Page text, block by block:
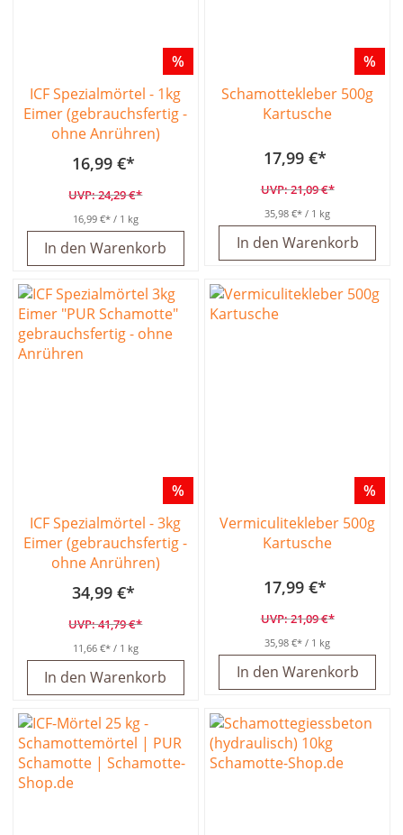
%
ICF Spezialmörtel - 1kg
Eimer (gebrauchsfertig -
ohne Anrühren)
16,99 €
24,29 €
16,99 € / 1 kg
In den Warenkorb
%
Schamottekleber 500g
Kartusche
17,99 €
21,09 €
35,98 € / 1 kg
In den Warenkorb
%
ICF Spezialmörtel - 3kg
Eimer (gebrauchsfertig -
ohne Anrühren)
34,99 €
41,79 €
11,66 € / 1 kg
In den Warenkorb
%
Vermiculitekleber 500g
Kartusche
17,99 €
21,09 €
35,98 € / 1 kg
In den Warenkorb